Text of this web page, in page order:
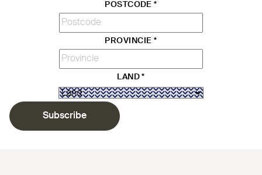
POSTCODE*
PROVINCIE*
LAND*
Subscribe